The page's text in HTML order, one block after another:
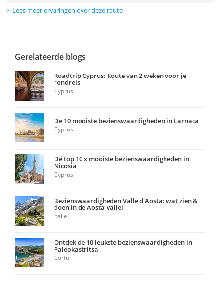
Lees meer ervaringen over deze route
Gerelateerde blogs
Roadtrip Cyprus: Route van 2 weken voor je
rondreis
Cyprus
De 10 mooiste bezienswaardigheden in Larnaca
Cyprus
Dé top 10 x mooiste bezienswaardigheden in
Nicosia
Cyprus
Bezienswaardigheden Valle d'Aosta: wat zien &
doen in de Aosta Vallei
Italië
Ontdek de 10 leukste bezienswaardigheden in
Paleokastritsa
Corfu